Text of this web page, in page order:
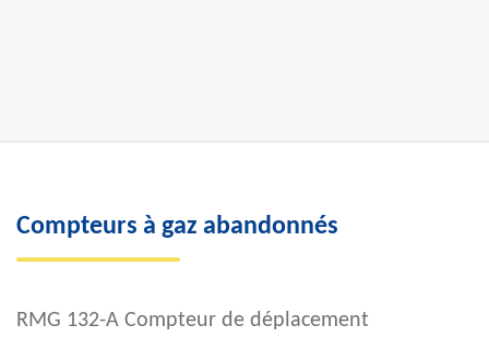
Compteurs à gaz abandonnés
RMG 132-A Compteur de déplacement